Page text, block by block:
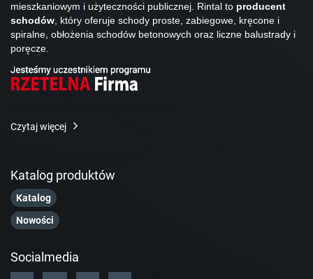
mieszkaniowym i użyteczności publicznej. Rintal to producent
schodów, który oferuje schody proste, zabiegowe, kręcone i
spiralne, obłożenia schodów betonowych oraz liczne balustrady i
poręcze.
Czytaj więcej
Katalog produktów
Katalog
Nowości
Socialmedia